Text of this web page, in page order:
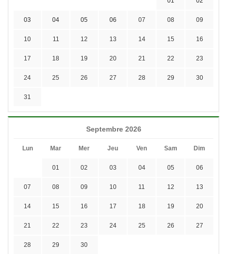
03 04 05 06 07 08 09
10 11 12 13 14 15 16
17 18 19 20 21 22 23
24 25 26 27 28 29 30
31
Septembre 2026
Lun Mar Mer Jeu Ven Sam Dim
01 02 03 04 05 06
07 08 09 10 11 12 13
14 15 16 17 18 19 20
21 22 23 24 25 26 27
28 29 30